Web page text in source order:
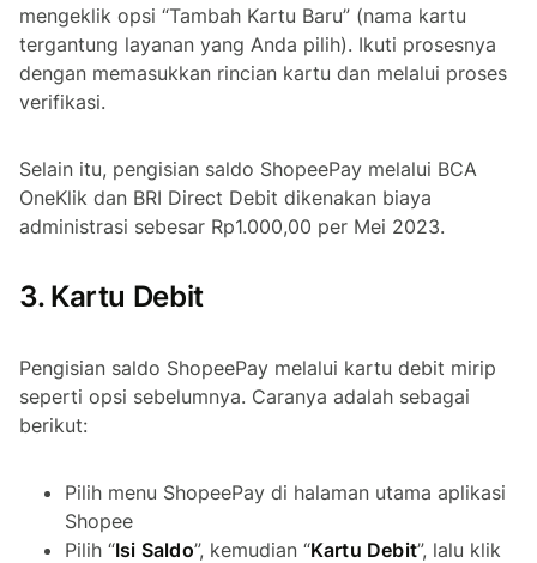
mengeklik opsi “Tambah Kartu Baru” (nama kartu
tergantung layanan yang Anda pilih). Ikuti prosesnya
dengan memasukkan rincian kartu dan melalui proses
verifikasi.
Selain itu, pengisian saldo ShopeePay melalui BCA
OneKlik dan BRI Direct Debit dikenakan biaya
administrasi sebesar Rp1.000,00 per Mei 2023.
3. Kartu Debit
Pengisian saldo ShopeePay melalui kartu debit mirip
seperti opsi sebelumnya. Caranya adalah sebagai
berikut:
Pilih menu ShopeePay di halaman utama aplikasi
Shopee
Pilih “Isi Saldo”, kemudian “Kartu Debit”, lalu klik